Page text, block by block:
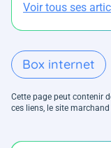
Voir tous ses
Box internet
Cette page peut contenir
ces liens, le site